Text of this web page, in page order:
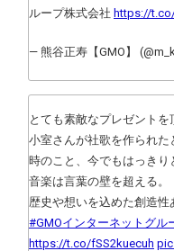
ループ株式会社 https://
— 熊谷正寿【GMO】
とても素敵なプレゼント
小室さんが社歌を作られ
時のこと、今でもはっきり
音楽は言葉の壁を超える。
歴史や想いを込めた創造
#GMOインターネットグル
https://t.co/fSS2kuecuh